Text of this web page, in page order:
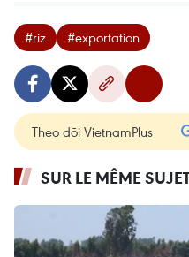
#riz #exportation
Theo dõi VietnamPlus
SUR LE MÊME